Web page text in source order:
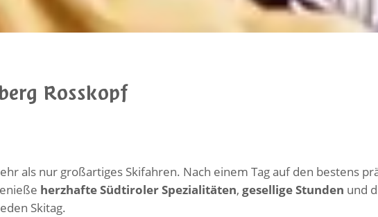
Rosskopf
als nur großartiges Skifahren. Nach einem Tag auf den bestens
herzhafte Südtiroler Spezialitäten, gesellige Stunden und
Skitag.